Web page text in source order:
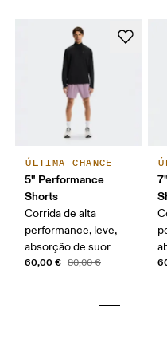
ÚLTIMA CHANCE
5" Performance
Shorts
Corrida de alta
performance, leve,
absorção de suor
60,00 € 80,00 €